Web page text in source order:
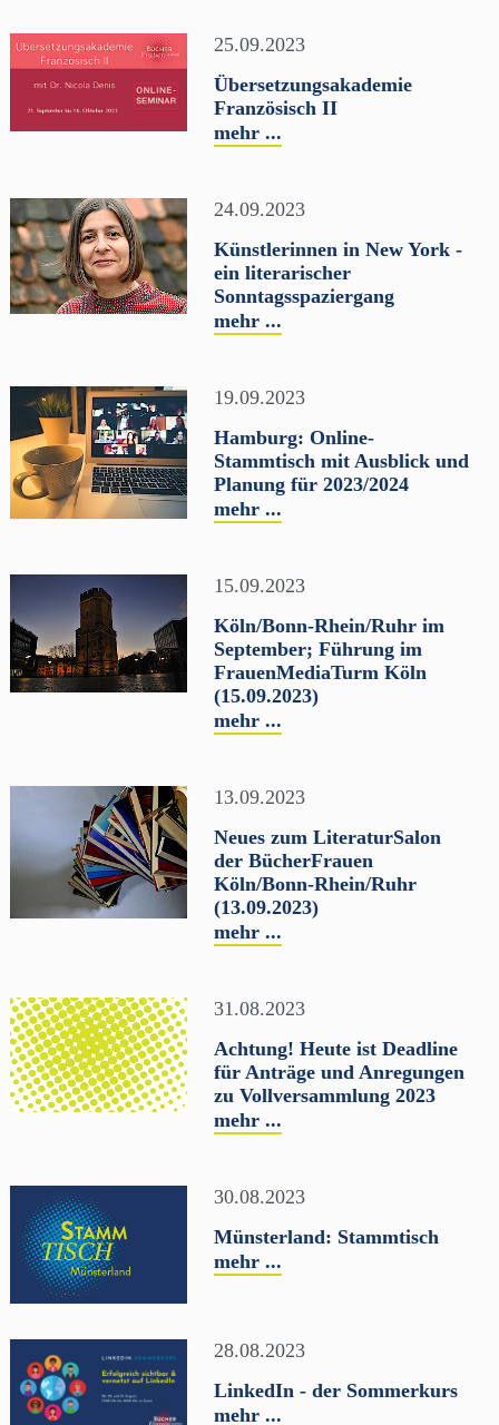
25.09.2023
Übersetzungsakademie
Französisch II
mehr ...
24.09.2023
Künstlerinnen in New York -
ein literarischer
Sonntagsspaziergang
mehr ...
19.09.2023
Hamburg: Online-
Stammtisch mit Ausblick und
Planung für 2023/2024
mehr ...
15.09.2023
Köln/Bonn-Rhein/Ruhr im
September; Führung im
FrauenMediaTurm Köln
(15.09.2023)
mehr ...
13.09.2023
Neues zum LiteraturSalon
der BücherFrauen
Köln/Bonn-Rhein/Ruhr
(13.09.2023)
mehr ...
31.08.2023
Achtung! Heute ist Deadline
für Anträge und Anregungen
zu Vollversammlung 2023
mehr ...
30.08.2023
Münsterland: Stammtisch
mehr ...
28.08.2023
LinkedIn - der Sommerkurs
mehr ...